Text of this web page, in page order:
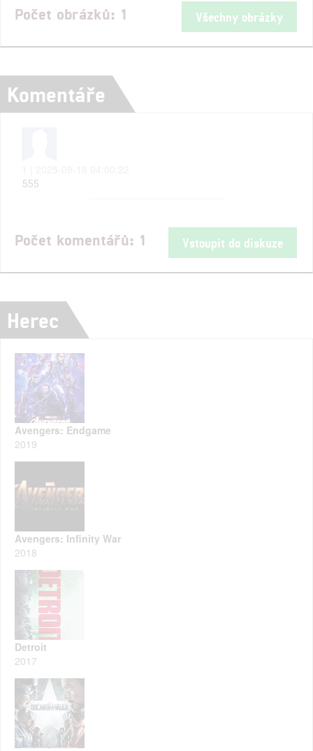
Počet obrázků: 1 Všechny obrázky
Komentáře
555
Počet komentářů: 1 Vstoupit do diskuze
Herec
Avengers: Endgame
2019
Avengers: Infinity War
2018
Detroit
2017